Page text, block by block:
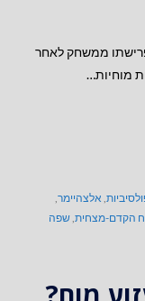
ממשחק לאחר
מוחיות…
, אלצהיימר,
הקדם-מצחית,שפה